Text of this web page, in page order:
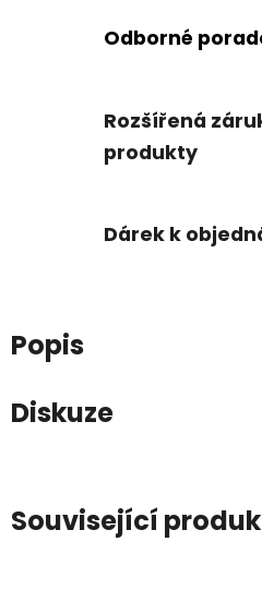
Odborné
Rozšířená
produkty
Dárek k
Popis
Diskuze
Související